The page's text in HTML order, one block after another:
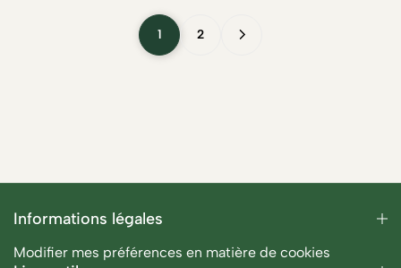
1 2
Informations légales
Modifier mes préférences en matière de cookies